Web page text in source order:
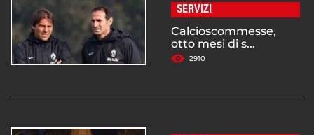
SERVIZI
Calcioscommesse,
otto mesi di s...
2910